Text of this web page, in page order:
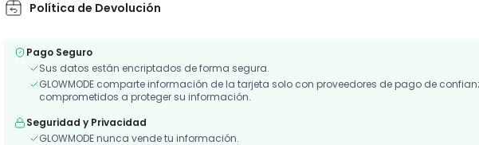
Política de Devolución
Pago Seguro
Sus datos están encriptados de forma segura.
GLOWMODE comparte información de la tarjeta solo con proveedores de pago de
comprometidos a proteger su información.
Seguridad y Privacidad
GLOWMODE nunca vende tu información.